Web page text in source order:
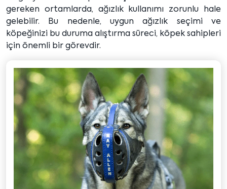
gereken ortamlarda, ağızlık kullanımı zorunlu hale
gelebilir. Bu nedenle, uygun ağızlık seçimi ve
köpeğinizi bu duruma alıştırma süreci, köpek sahipleri
için önemli bir görevdir.